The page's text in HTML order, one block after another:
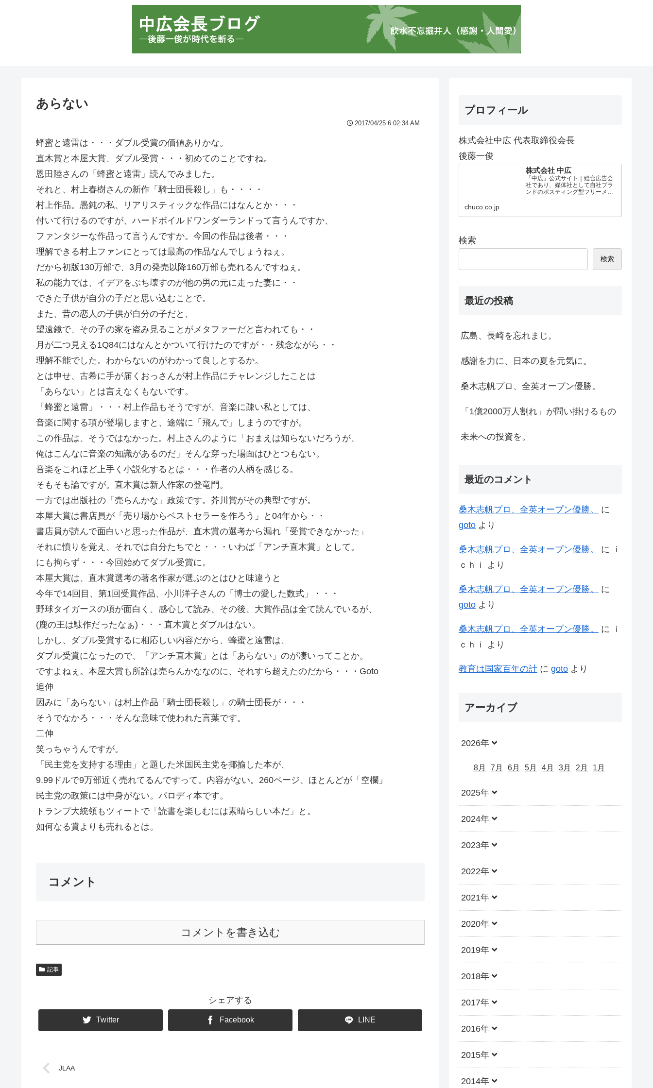
あらない
2017/04/25 6:02:34 AM
蜂蜜と遠雷は・・・ダブル受賞の価値ありかな。
直木賞と本屋大賞、ダブル受賞・・・初めてのことですね。
恩田陸さんの「蜂蜜と遠雷」読んでみました。
それと、村上春樹さんの新作「騎士団長殺し」も・・・・
村上作品。愚鈍の私、リアリスティックな作品にはなんとか・・・
付いて行けるのですが、ハードボイルドワンダーランドって言うんですか、
ファンタジーな作品って言うんですか。今回の作品は後者・・・
理解できる村上ファンにとっては最高の作品なんでしょうねぇ。
だから初版130万部で、3月の発売以降160万部も売れるんですねぇ。
私の能力では、イデアをぶち壊すのが他の男の元に走った妻に・・
できた子供が自分の子だと思い込むことで。
また、昔の恋人の子供が自分の子だと、
望遠鏡で、その子の家を盗み見ることがメタファーだと言われても・・
月が二つ見える1Q84にはなんとかついて行けたのですが・・残念ながら・・
理解不能でした。わからないのがわかって良しとするか。
とは申せ、古希に手が届くおっさんが村上作品にチャレンジしたことは
「あらない」とは言えなくもないです。
「蜂蜜と遠雷」・・・村上作品もそうですが、音楽に疎い私としては、
音楽に関する項が登場しますと、途端に「飛んで」しまうのですが。
この作品は、そうではなかった。村上さんのように「おまえは知らないだろうが、
俺はこんなに音楽の知識があるのだ」そんな穿った場面はひとつもない。
音楽をこれほど上手く小説化するとは・・・作者の人柄を感じる。
そもそも論ですが。直木賞は新人作家の登竜門。
一方では出版社の「売らんかな」政策です。芥川賞がその典型ですが。
本屋大賞は書店員が「売り場からベストセラーを作ろう」と04年から・・
書店員が読んで面白いと思った作品が、直木賞の選考から漏れ「受賞できなかった」
それに憤りを覚え、それでは自分たちでと・・・いわば「アンチ直木賞」として。
にも拘らず・・・今回始めてダブル受賞に。
本屋大賞は、直木賞選考の著名作家が選ぶのとはひと味違うと
今年で14回目、第1回受賞作品、小川洋子さんの「博士の愛した数式」・・・
野球タイガースの項が面白く、感心して読み、その後、大賞作品は全て読んでいるが、
(鹿の王は駄作だったなぁ)・・・直木賞とダブルはない。
しかし、ダブル受賞するに相応しい内容だから、蜂蜜と遠雷は、
ダブル受賞になったので、「アンチ直木賞」とは「あらない」のが凄いってことか。
ですよねぇ。本屋大賞も所詮は売らんかななのに、それすら超えたのだから・・・Goto
追伸
因みに「あらない」は村上作品「騎士団長殺し」の騎士団長が・・・
そうでなかろ・・・そんな意味で使われた言葉です。
二伸
笑っちゃうんですが。
「民主党を支持する理由」と題した米国民主党を揶揄した本が、
9.99ドルで9万部近く売れてるんですって。内容がない。260ページ、ほとんどが「空欄」
民主党の政策には中身がない。パロディ本です。
トランプ大統領もツィートで「読書を楽しむには素晴らしい本だ」と。
如何なる賞よりも売れるとは。
コメント
コメントを書き込む
記事
シェアする
Twitter Facebook LINE
JLAA
プロフィール
株式会社中広 代表取締役会長
後藤一俊
株式会社 中広
「中広」公式サイト｜総合広告会
社であり、媒体社として自社ブラ
ンドのポスティング型フリーメデ
chuco.co.jp
検索
検索
最近の投稿
広島、長崎を忘れまじ。
感謝を力に、日本の夏を元気に。
桑木志帆プロ、全英オープン優勝。
「1億2000万人割れ」が問い掛けるもの
未来への投資を。
最近のコメント
桑木志帆プロ、全英オープン優勝。
に
goto より
桑木志帆プロ、全英オープン優勝。 に
ｉ
ｃｈｉ
より
桑木志帆プロ、全英オープン優勝。
に
goto より
桑木志帆プロ、全英オープン優勝。 に
ｉ
ｃｈｉ
より
教育は国家百年の計 に goto より
アーカイブ
2026年
8月 7月 6月 5月 4月 3月 2月 1月
2025年
2024年
2023年
2022年
2021年
2020年
2019年
2018年
2017年
2016年
2015年
2014年